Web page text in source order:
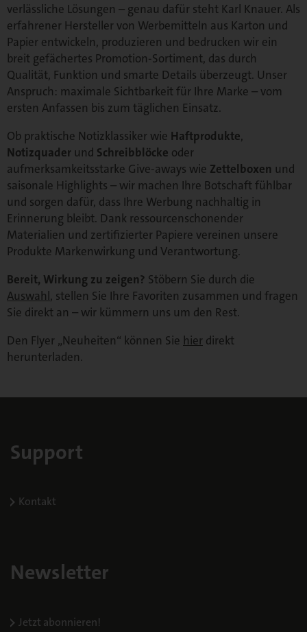
verlässliche Lösungen – genau dafür steht Karl Knauer. Als
erfahrener Hersteller von Werbemitteln aus Karton und
Papier entwickeln, produzieren und bedrucken wir ein
breit gefächertes Promotion-Sortiment, das durch
Qualität, Funktion und smarte Details überzeugt. Unser
Anspruch: maximale Sichtbarkeit für Ihre Marke – vom
ersten Anfassen bis zum täglichen Einsatz.
Ob praktische Notizklassiker wie Haftprodukte,
Notizquader und Schreibblöcke oder
aufmerksamkeitsstarke Give-aways wie Zettelboxen und
saisonale Highlights – wir machen Ihre Botschaft fühlbar
und sorgen dafür, dass Ihre Werbung nachhaltig in
Erinnerung bleibt. Dank ressourcenschonender
Materialien und zertifizierter Papiere vereinen unsere
Produkte Markenwirkung und Verantwortung.
Bereit, Wirkung zu zeigen? Stöbern Sie durch die
Auswahl, stellen Sie Ihre Favoriten zusammen und fragen
Sie direkt an – wir kümmern uns um den Rest.
Den Flyer „Neuheiten“ können Sie hier direkt
herunterladen.
Support
Kontakt
Newsletter
Jetzt abonnieren!
Einstellungen zur
Cookie-Verwendung